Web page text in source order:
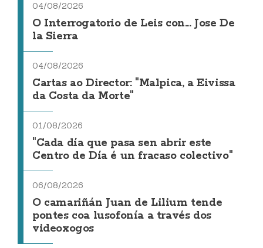
04/08/2026
O Interrogatorio de Leis con... Jose De
la Sierra
04/08/2026
Cartas ao Director: "Malpica, a Eivissa
da Costa da Morte"
01/08/2026
"Cada día que pasa sen abrir este
Centro de Día é un fracaso colectivo"
06/08/2026
O camariñán Juan de Lilium tende
pontes coa lusofonía a través dos
videoxogos